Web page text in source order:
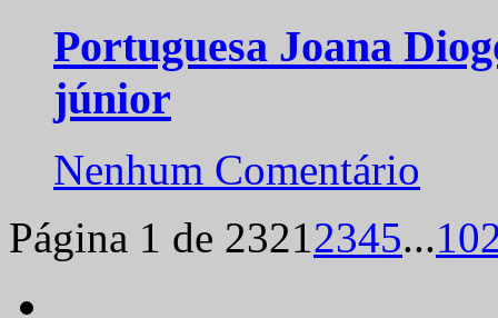
Portuguesa Joana
júnior
Nenhum Comentário
Página 1 de 23212345...10